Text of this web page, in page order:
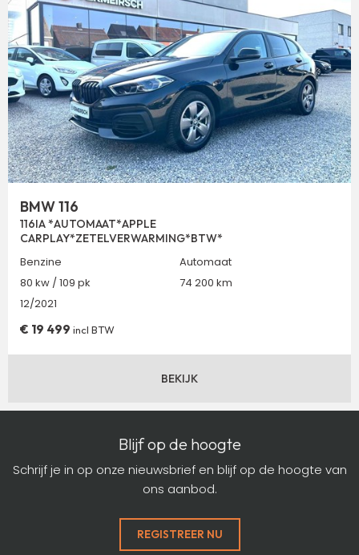
BMW 116
116IA *AUTOMAAT*APPLE
CARPLAY*ZETELVERWARMING*BTW*
Benzine
Automaat
80 kw / 109 pk
74 200 km
12/2021
€ 19 499 incl BTW
BEKIJK
Blijf op de hoogte
Schrijf je in op onze nieuwsbrief en blijf op de hoogte van
ons aanbod.
REGISTREER NU